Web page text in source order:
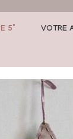
5° VOTRE